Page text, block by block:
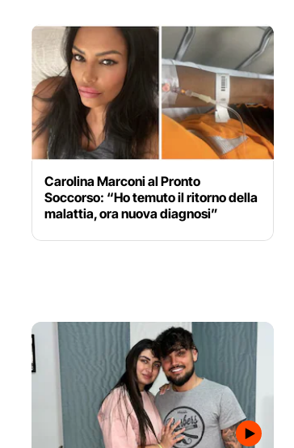
Carolina Marconi al Pronto
Soccorso: “Ho temuto il ritorno della
malattia, ora nuova diagnosi”